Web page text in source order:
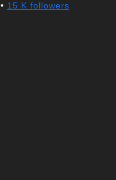
• 15 K followers